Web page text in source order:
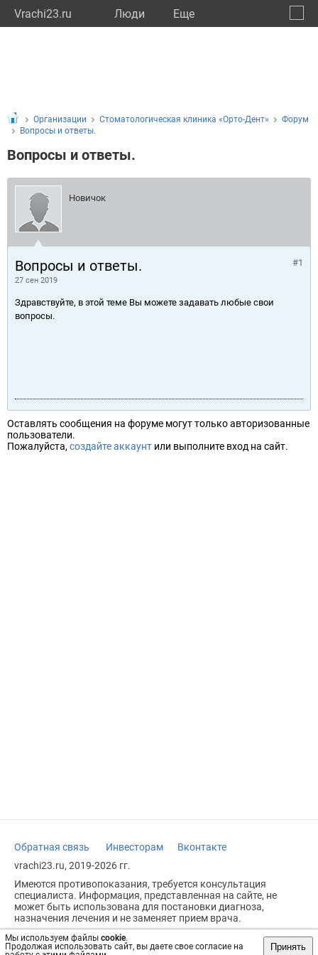
Vrachi23.ru Люди Eще
Мы используем файлы cookie.
Продолжая использовать сайт, вы даете свое согласие на
Принять
Организации Стоматологическая клиника «Орто-Дент»
Форум
Вопросы и ответы.
Вопросы и ответы.
Новичок
Вопросы и ответы.
27 сен 2019
#1
Здравствуйте, в этой теме Вы можете задавать любые свои
вопросы.
Оставлять сообщения на форуме могут только авторизованные
пользователи.
Пожалуйста, создайте аккаунт или выполните вход на сайт.
Обратная связь Инвесторам
Вконтакте
vrachi23.ru, 2019-2026 гг.
Имеются противопоказания, требуется консультация
специалиста. Информация, представленная на сайте, не
может быть использована для постановки диагноза,
назначения лечения и не заменяет прием врача.
Возрастное ограничение: 18+